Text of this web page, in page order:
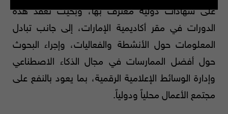
على شهادات دولية معترف بها، وبحيث تعقد هذه
الدورات في مقر أكاديمية الإمارات، إلى جانب تبادل
المعلومات حول الأنشطة والفعاليات، وإجراء البحوث
حول أفضل الممارسات في مجال الذكاء الاصطناعي
وإدارة الوسائط الإعلامية الرقمية، بما يعود بالنفع على
مجتمع الأعمال محلياً ودولياً.